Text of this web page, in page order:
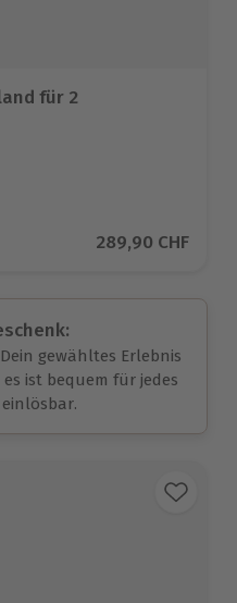
für 2
auf 3 BewertungenAktueller Preis
289,90 CHF
gewähltes Erlebnis
ist bequem für jedes